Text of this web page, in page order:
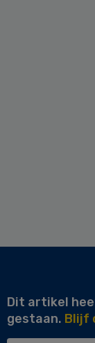
Dit artikel
gestaan. Blijf